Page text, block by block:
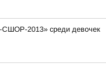
СШОР-2013» среди девочек